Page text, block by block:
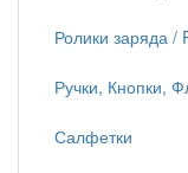
Ролики заряда /
Ручки, Кнопки,
Салфетки